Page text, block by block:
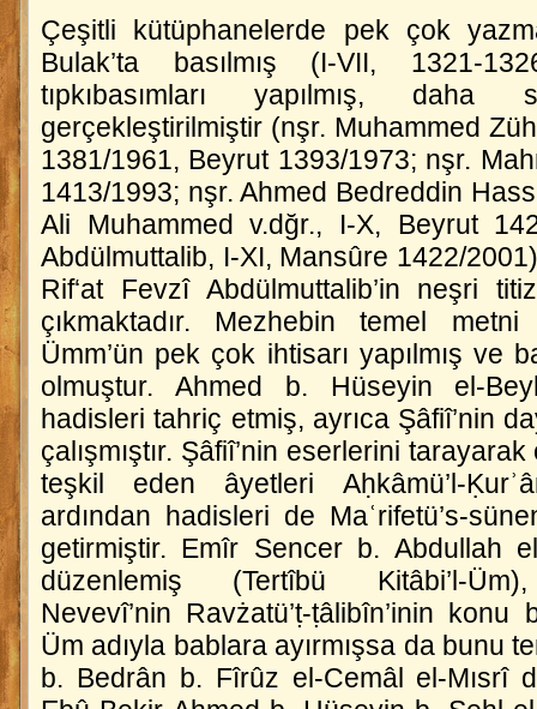
Çeşitli kütüphanelerde pek çok
Bulak’ta basılmış (I-VII, 1321-
tıpkıbasımları yapılmış,
gerçekleştirilmiştir (nşr. Muhammed
1381/1961, Beyrut 1393/1973; nşr.
1413/1993; nşr. Ahmed Bedreddin
Ali Muhammed v.dğr., I-X, Beyrut
Abdülmuttalib, I-XI, Mansûre 1422/
Rif‘at Fevzî Abdülmuttalib’in neşri
çıkmaktadır. Mezhebin temel
Ümm’ün pek çok ihtisarı yapılmış ve
olmuştur. Ahmed b. Hüseyin el-
hadisleri tahriç etmiş, ayrıca Şâfiî’nin
çalışmıştır. Şâfiî’nin eserlerini
teşkil eden âyetleri Aḥkâmü’l-
ardından hadisleri de Maʿrifetü’s-
getirmiştir. Emîr Sencer b. Abdullah
düzenlemiş (Tertîbü Kitâbi’l-Üm
Nevevî’nin Ravżatü’ṭ-ṭâlibîn’inin konu
Üm adıyla bablara ayırmışsa da bunu
b. Bedrân b. Fîrûz el-Cemâl el-Mısrî